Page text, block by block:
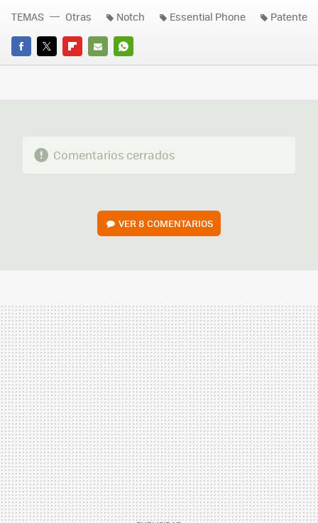
FACEBOOK
TWITTERFLIPBOARD
E-
WHATSAPP
TEMAS Otras Notch Essential Phone Patente
Comentarios cerrados
VER8 COMENTARIOS